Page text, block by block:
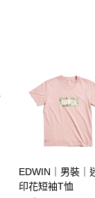
EDWIN｜男裝｜
印花短袖T恤